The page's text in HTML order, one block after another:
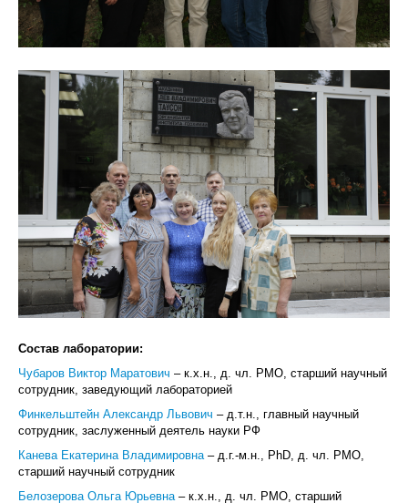
Состав лаборатории:
Чубаров Виктор Маратович – к.х.н., д. чл. РМО, старший научный
сотрудник, заведующий лабораторией
Финкельштейн Александр Львович – д.т.н., главный научный
сотрудник, заслуженный деятель науки РФ
Канева Екатерина Владимировна–д.г.-м.н., PhD, д. чл. РМО,
старший научный сотрудник
Белозерова Ольга Юрьевна– к.х.н., д. чл. РМО, старший